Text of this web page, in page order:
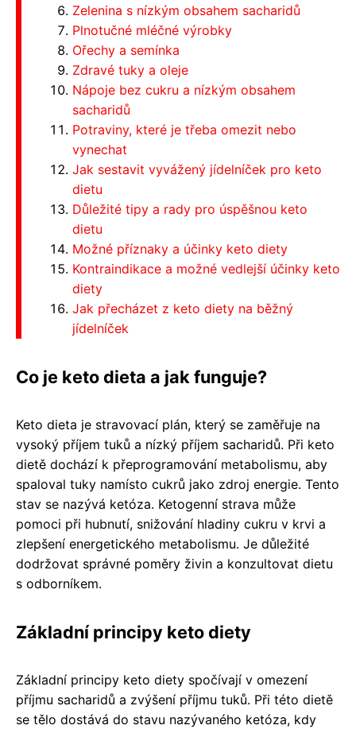
Zelenina s nízkým obsahem sacharidů
Plnotučné mléčné výrobky
Ořechy a semínka
Zdravé tuky a oleje
Nápoje bez cukru a nízkým obsahem
sacharidů
Potraviny, které je třeba omezit nebo
vynechat
Jak sestavit vyvážený jídelníček pro keto
dietu
Důležité tipy a rady pro úspěšnou keto
dietu
Možné příznaky a účinky keto diety
Kontraindikace a možné vedlejší účinky keto
diety
Jak přecházet z keto diety na běžný
jídelníček
Co je keto dieta a jak funguje?
Keto dieta je stravovací plán, který se zaměřuje na
vysoký příjem tuků a nízký příjem sacharidů. Při keto
dietě dochází k přeprogramování metabolismu, aby
spaloval tuky namísto cukrů jako zdroj energie. Tento
stav se nazývá ketóza. Ketogenní strava může
pomoci při hubnutí, snižování hladiny cukru v krvi a
zlepšení energetického metabolismu. Je důležité
dodržovat správné poměry živin a konzultovat dietu
s odborníkem.
Základní principy keto diety
Základní principy keto diety spočívají v omezení
příjmu sacharidů a zvýšení příjmu tuků. Při této dietě
se tělo dostává do stavu nazývaného ketóza, kdy